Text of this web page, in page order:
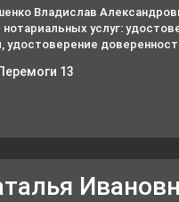
Владислав
услуг:
удостоверение
подлинности подписи
13